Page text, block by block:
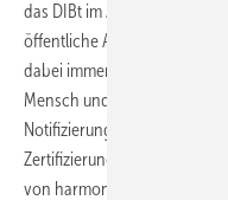
das DIBt im Auftrag der 16
öffentliche Aufgaben im
dabei immer die Sicherheit
Mensch und Umwelt. Zudem
Notifizierung von
Zertifizierungsstellen
von harmonisierten